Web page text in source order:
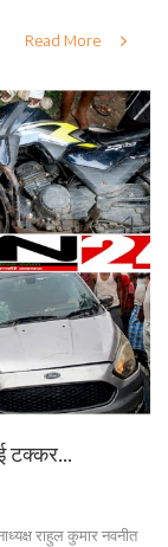
Read More
टक्कर...
राहुल कुमार नवनीत